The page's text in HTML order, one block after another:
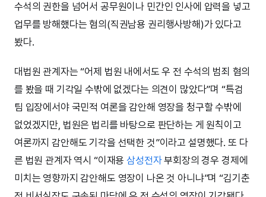
수석의 권한을 넘어서 공무원이나 민간인 인사에 압력을 넣고
업무를 방해했다는 혐의(직권남용 권리행사방해)가 있다고
봤다.
대법원 관계자는 “어제 법원 내에서도 우 전 수석의 범죄 혐의
를 봤을 때 기각일 수밖에 없겠다는 의견이 많았다”며 “특검
팀 입장에서야 국민적 여론을 감안해 영장을 청구할 수밖에
없었겠지만, 법원은 법리를 바탕으로 판단하는 게 원칙이고
여론까지 감안해도 기각을 선택한 것”이라고 설명했다. 또 다
른 법원 관계자 역시 “이재용삼성전자부회장의 경우 경제에
미치는 영향까지 감안해도 영장이 나온 것 아니냐”며 “김기춘